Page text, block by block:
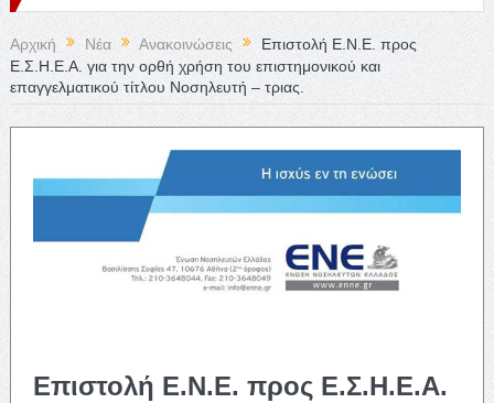
Αρχική Νέα Ανακοινώσεις
Επιστολή Ε.Ν.Ε. προς
Ε.Σ.Η.Ε.Α. για την ορθή χρήση του επιστημονικού και
επαγγελματικού τίτλου Νοσηλευτή – τριας.
Επιστολή Ε.Ν.Ε. προς Ε.Σ.Η.Ε.Α.